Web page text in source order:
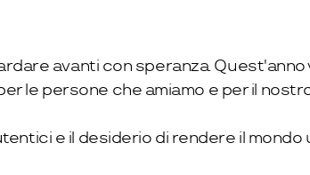
avanti con speranza. Quest'anno
le persone che amiamo e per il
e il desiderio di rendere il mondo